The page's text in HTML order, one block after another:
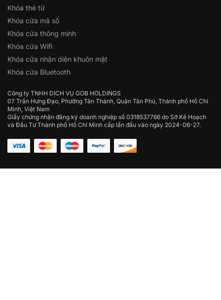
Khóa thẻ từ
Khóa cửa mã số
Khóa cửa thông minh
Khóa cửa Wifi
Khóa cửa nhận diện khuôn mặt
Khóa cửa Bluetooth
Công ty TNHH DỊCH VỤ GOB HOLDINGS
07 Trần Hưng Đạo, Phường Tân Thành, Quận Tân Phú, Thành phố Hồ Chí
Minh, Việt Nam
Giấy chứng nhận đăng ký doanh nghiệp số 0318537766 do Sở Kế Hoạch
và Đầu Tư Thành phố Hồ Chí Minh cấp lần đầu vào ngày 2024-06-27.